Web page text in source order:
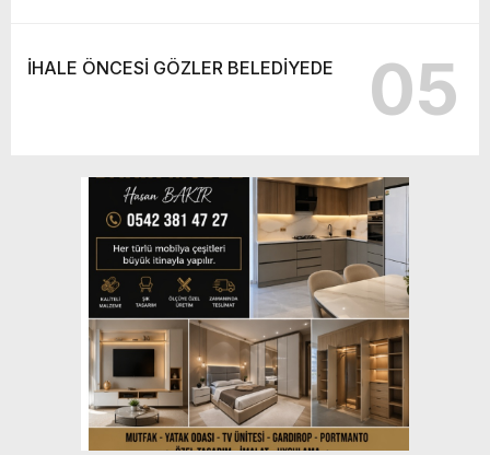
İHALE ÖNCESİ GÖZLER BELEDİYEDE 05